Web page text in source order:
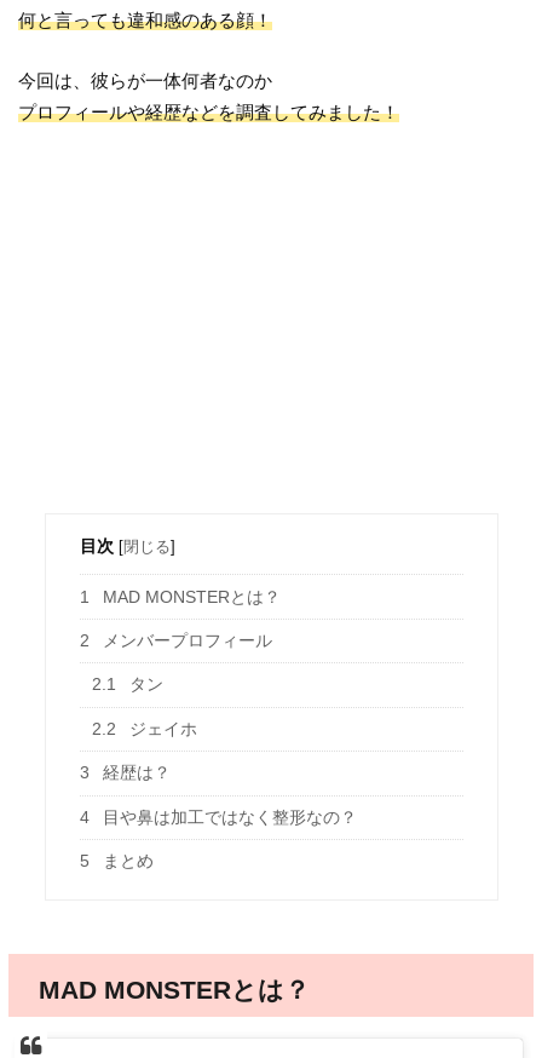
何と言っても違和感のある顔！
今回は、彼らが一体何者なのか
プロフィールや経歴などを調査してみました！
目次 [閉じる]
1 MAD MONSTERとは？
2 メンバープロフィール
2.1 タン
2.2 ジェイホ
3 経歴は？
4 目や鼻は加工ではなく整形なの？
5 まとめ
MAD MONSTERとは？